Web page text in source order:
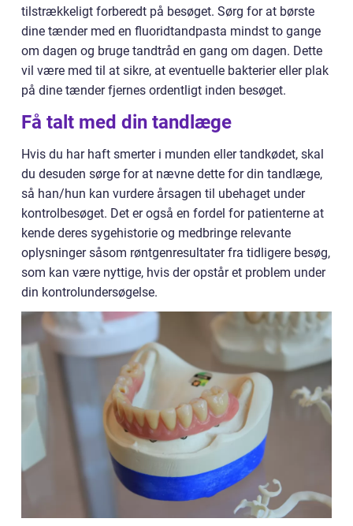
tilstrækkeligt forberedt på besøget. Sørg for at børste
dine tænder med en fluoridtandpasta mindst to gange
om dagen og bruge tandtråd en gang om dagen. Dette
vil være med til at sikre, at eventuelle bakterier eller plak
på dine tænder fjernes ordentligt inden besøget.
Få talt med din tandlæge
Hvis du har haft smerter i munden eller tandkødet, skal
du desuden sørge for at nævne dette for din tandlæge,
så han/hun kan vurdere årsagen til ubehaget under
kontrolbesøget. Det er også en fordel for patienterne at
kende deres sygehistorie og medbringe relevante
oplysninger såsom røntgenresultater fra tidligere besøg,
som kan være nyttige, hvis der opstår et problem under
din kontrolundersøgelse.